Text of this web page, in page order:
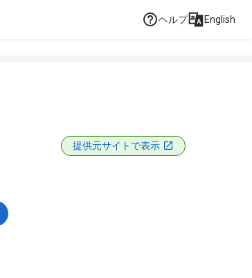
ヘルプ English
提供元サイトで表示